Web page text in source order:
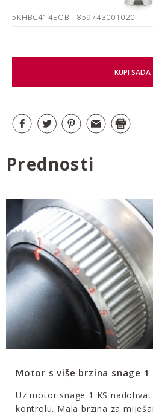
5KHBC414EOB - 859743001020
KUPI SADA
Prednosti
Motor s više brzina snage 1
Uz motor snage 1 KS
kontrolu. Mala brzina za